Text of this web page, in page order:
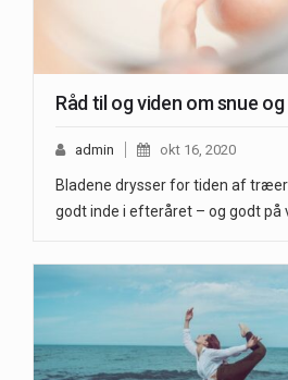
Råd til og viden om snue
admin okt 16, 2020
Bladene drysser for tiden af
godt inde i efteråret – og godt på